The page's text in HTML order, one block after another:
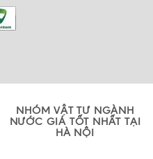
NHÓM VẬT TƯ NGÀNH
NƯỚC GIÁ TỐT NHẤT TẠI
HÀ NỘI